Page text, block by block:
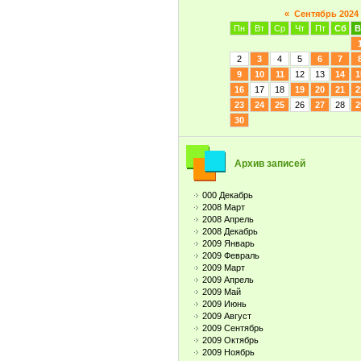
« Сентябрь 2024
Пн
Вт Ср Чт Пт Сб
1
2
3 4 5 6 7
9
10 11 12 13 14
16
17 18 19 20 21
23
24 25 26 27 28
30
Архив записей
000 Декабрь
2008 Март
2008 Апрель
2008 Декабрь
2009 Январь
2009 Февраль
2009 Март
2009 Апрель
2009 Май
2009 Июнь
2009 Август
2009 Сентябрь
2009 Октябрь
2009 Ноябрь